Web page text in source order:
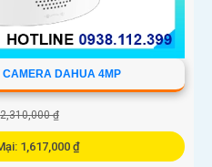
CAMERA DAHUA 4MP
₫
1,617,000 ₫